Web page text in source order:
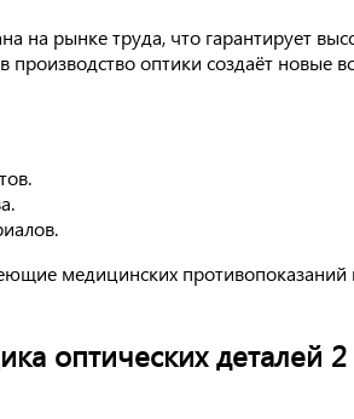
рынке труда, что гарантирует
оптики создаёт новые
медицинских
оптических деталей 2